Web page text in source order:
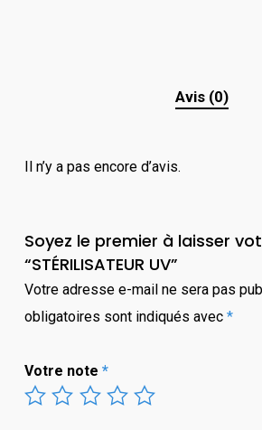
Avis (0)
Il n’y a pas encore d’avis.
Soyez le premier à laisser
“STÉRILISATEUR UV”
Votre adresse e-mail ne sera pas
obligatoires sont indiqués avec *
Votre note *